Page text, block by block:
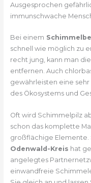
Ausgesprochen
immunschwache
Bei einem
schnell wie möglich zu
recht jung, kann man
entfernen. Auch
gewährleisten eine
des Ökosystems und
Oft wird Schimmelpilz
schon das komplette
großflächige Elemente.
Odenwald-Kreis hat
angelegtes
einwandfreie